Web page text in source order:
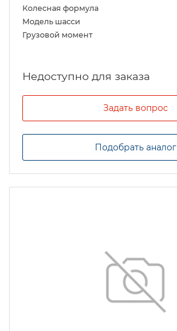
Колесная формула
Модель шасси
Грузовой момент
Задать вопрос
Подобрать аналог